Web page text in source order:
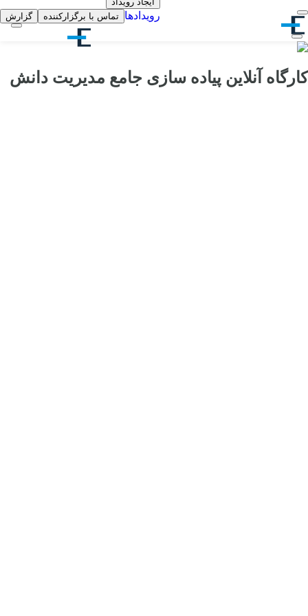
رویدادها تماس با برگزارکننده گزارش
کارگاه آنلاین پیاده سازی جامع مدیریت دانش